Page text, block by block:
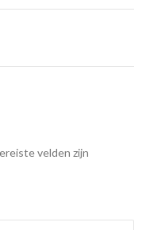
velden zijn